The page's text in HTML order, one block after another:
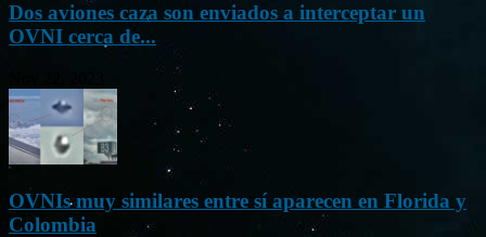
Dos aviones caza son enviados a interceptar un
OVNI cerca de...
OVNIs muy similares entre sí aparecen en Florida y
Colombia